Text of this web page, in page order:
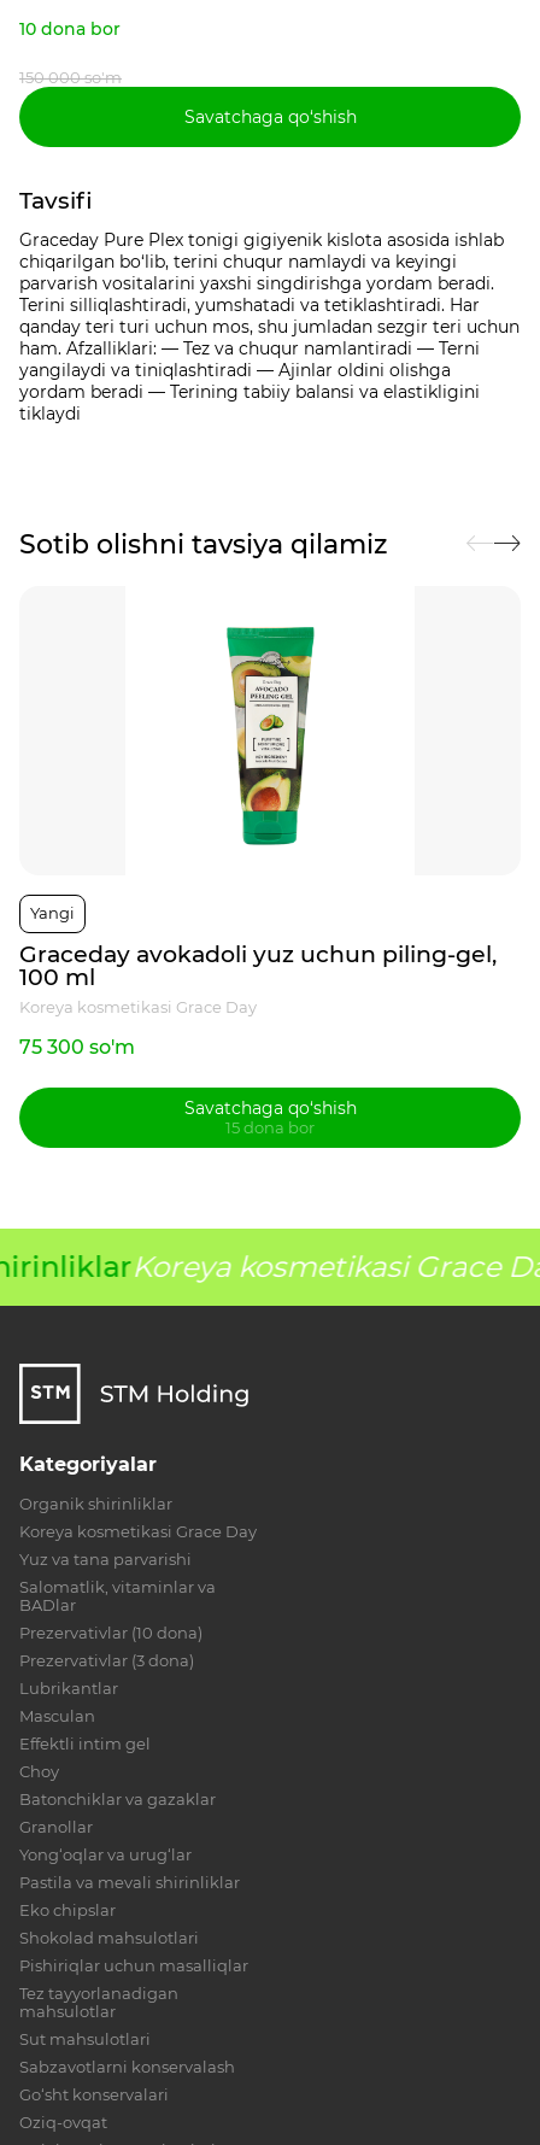
10 dona bor
150 000 so'm
Savatchaga qo‘shish
Tavsifi
Graceday Pure Plex tonigi gigiyenik kislota asosida ishlab
chiqarilgan bo‘lib, terini chuqur namlaydi va keyingi
parvarish vositalarini yaxshi singdirishga yordam beradi.
Terini silliqlashtiradi, yumshatadi va tetiklashtiradi. Har
qanday teri turi uchun mos, shu jumladan sezgir teri uchun
ham. Afzalliklari: — Tez va chuqur namlantiradi — Terni
yangilaydi va tiniqlashtiradi — Ajinlar oldini olishga
yordam beradi — Terining tabiiy balansi va elastikligini
tiklaydi
Sotib olishni tavsiya qilamiz
Yangi
Graceday avokadoli yuz uchun piling-gel,
100 ml
Koreya kosmetikasi Grace Day
75 300 so'm
Savatchaga qo‘shish
15 dona bor
Koreya kosmetikasi Grace
Kategoriyalar
Organik shirinliklar
Koreya kosmetikasi Grace Day
Yuz va tana parvarishi
Salomatlik, vitaminlar va
BADlar
Prezervativlar (10 dona)
Prezervativlar (3 dona)
Lubrikantlar
Masculan
Effektli intim gel
Choy
Batonchiklar va gazaklar
Granollar
Yong‘oqlar va urug‘lar
Pastila va mevali shirinliklar
Eko chipslar
Shokolad mahsulotlari
Pishiriqlar uchun masalliqlar
Tez tayyorlanadigan
mahsulotlar
Sut mahsulotlari
Sabzavotlarni konservalash
Go‘sht konservalari
Oziq-ovqat